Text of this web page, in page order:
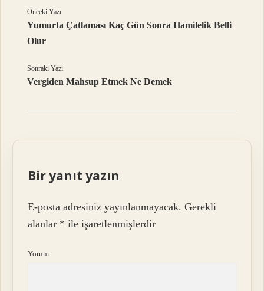
Önceki Yazı
Yumurta Çatlaması Kaç Gün Sonra Hamilelik Belli
Olur
Sonraki Yazı
Vergiden Mahsup Etmek Ne Demek
Bir yanıt yazın
E-posta adresiniz yayınlanmayacak. Gerekli
alanlar * ile işaretlenmişlerdir
Yorum